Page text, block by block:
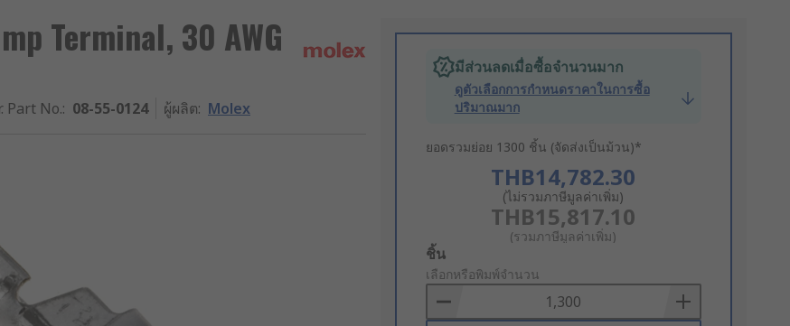
Terminal, 30 AWG
Part No.: 08-55-0124 ผู้ผลิต: Molex
มีส่วนลดเมื่อซื้อจำนวนมาก
ดูตัวเลือกการกำหนดราคาในการซื้อ
ปริมาณมาก
ยอดรวมย่อย 1300 ชิ้น (จัดส่งเป็นม้วน)*
THB14,782.30
(ไม่รวมภาษีมูลค่าเพิ่ม)
THB15,817.10
(รวมภาษีมูลค่าเพิ่ม)
Add
to
Basket
ชิ้น
เลือกหรือพิมพ์จำนวน